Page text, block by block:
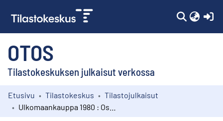
OTOS
Tilastokeskuksen julkaisut verkossa
Kokoelmat
Etusivu Tilastokeskus
Tilastojulkaisut